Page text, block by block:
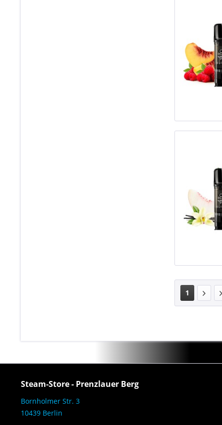
1
Steam-Store - Prenzlauer Berg
Bornholmer Str. 3
10439 Berlin